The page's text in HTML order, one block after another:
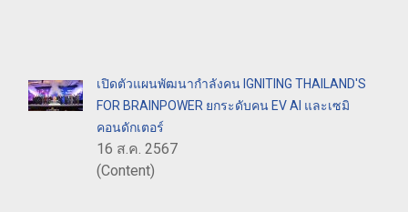
เปิดตัวแผนพัฒนากำลังคน IGNITING THAILAND'S
FOR BRAINPOWER ยกระดับคน EV AI และเซมิ
คอนดักเตอร์
16 ส.ค. 2567
(Content)